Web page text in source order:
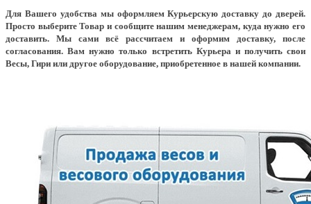
Для Вашего удобства мы оформляем Курьерскую доставку до дверей.
Просто выберите Товар и сообщите нашим менеджерам, куда нужно его
доставить. Мы сами всё рассчитаем и оформим доставку, после
согласования. Вам нужно только встретить Курьера и получить свои
Весы, Гири или другое оборудование, приобретенное в нашей компании.